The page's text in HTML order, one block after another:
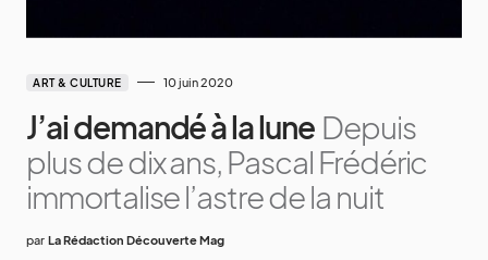
ART & CULTURE 10 juin 2020
J’ai demandé à la lune Depuis
plus de dix ans, Pascal Frédéric
immortalise l’astre de la nuit
par La Rédaction Découverte Mag